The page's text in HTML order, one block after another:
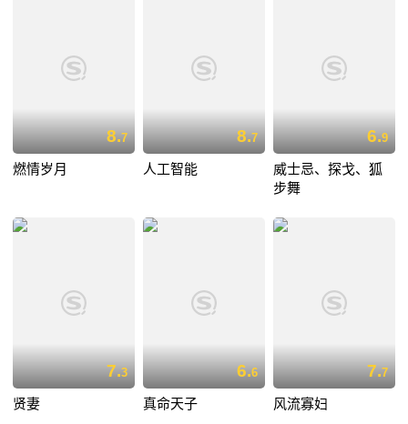
8.7
燃情岁月
8.7
人工智能
6.9
威士忌、探戈、狐
步舞
7.3
贤妻
6.6
真命天子
7.7
风流寡妇